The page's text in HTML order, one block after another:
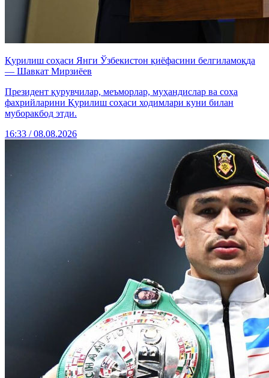
Қурилиш соҳаси Янги Ўзбекистон қиёфасини белгиламоқда
— Шавкат Мирзиёев
Президент қурувчилар, меъморлар, муҳандислар ва соҳа
фахрийларини Қурилиш соҳаси ходимлари куни билан
муборакбод этди.
16:33 / 08.08.2026